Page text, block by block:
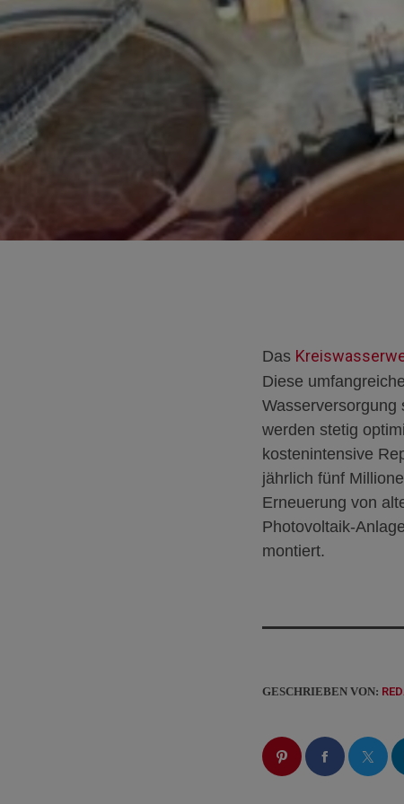
Das
Diese umfangreiche
Wasserversorgung
werden stetig
kostenintensive
jährlich fünf
Erneuerung von
Photovoltaik-
montiert.
GESCHRIEBEN VON: